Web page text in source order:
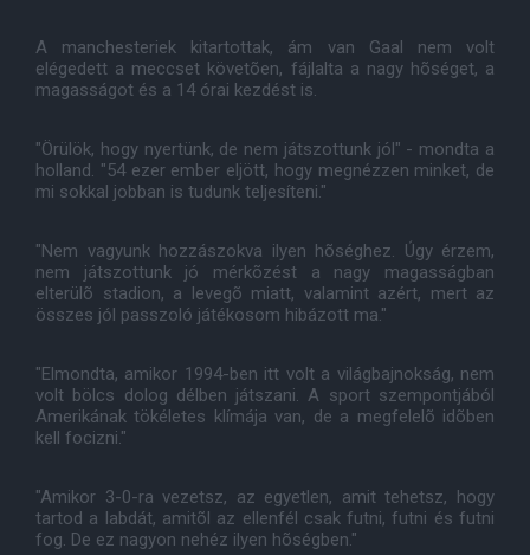
A manchesteriek kitartottak, ám van Gaal nem volt
elégedett a meccset követõen, fájlalta a nagy hõséget, a
magasságot és a 14 órai kezdést is.
"Örülök, hogy nyertünk, de nem játszottunk jól" - mondta a
holland. "54 ezer ember eljött, hogy megnézzen minket, de
mi sokkal jobban is tudunk teljesíteni."
"Nem vagyunk hozzászokva ilyen hõséghez. Úgy érzem,
nem játszottunk jó mérkõzést a nagy magasságban
elterülõ stadion, a levegõ miatt, valamint azért, mert az
összes jól passzoló játékosom hibázott ma."
"Elmondta, amikor 1994-ben itt volt a világbajnokság, nem
volt bölcs dolog délben játszani. A sport szempontjából
Amerikának tökéletes klímája van, de a megfelelõ idõben
kell focizni."
"Amikor 3-0-ra vezetsz, az egyetlen, amit tehetsz, hogy
tartod a labdát, amitõl az ellenfél csak futni, futni és futni
fog. De ez nagyon nehéz ilyen hõségben."